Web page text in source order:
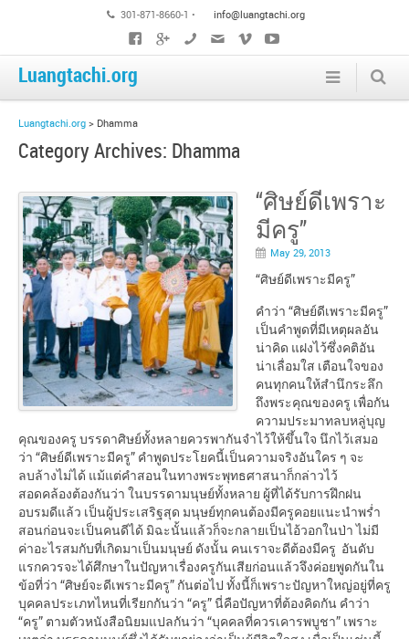
301-871-8660-1 • info@luangtachi.org
Luangtachi.org
Luangtachi.org > Dhamma
Category Archives: Dhamma
“ศิษย์ดีเพราะ
มีครู”
May 29, 2013
“ศิษย์ดีเพราะมีครู”
คำว่า “ศิษย์ดีเพราะมีครู” เป็นคำพูดที่มีเหตุผลอันน่าคิด แฝงไว้ซึ่งคติอันน่าเลื่อมใส เตือนใจของคนทุกคนให้สำนึกระลึกถึงพระคุณของครู เพื่อกันความประมาทลบหลู่บุญคุณของครู บรรดาศิษย์ทั้งหลายควรพากันจำไว้ให้ขึ้นใจ นึกไว้เสมอว่า “ศิษย์ดีเพราะมีครู” คำพูดประโยคนี้เป็นความจริงอันใคร ๆ จะลบล้างไม่ได้ แม้แต่คำสอนในทางพระพุทธศาสนาก็กล่าวไว้สอดคล้องต้องกันว่า ในบรรดามนุษย์ทั้งหลาย ผู้ที่ได้รับการฝึกฝนอบรมดีแล้ว เป็นผู้ประเสริฐสุด มนุษย์ทุกคนต้องมีครูคอยแนะนำพร่ำสอนก่อนจะเป็นคนดีได้ มิฉะนั้นแล้วก็จะกลายเป็นไอ้วอกในป่า ไม่มีค่าอะไรสมกับที่เกิดมาเป็นมนุษย์ ดังนั้น คนเราจะดีต้องมีครู อันดับแรกควรจะได้ศึกษาในปัญหาเรื่องครูกันเสียก่อนแล้วจึงค่อยพูดกันในข้อที่ว่า “ศิษย์จะดีเพราะมีครู” กันต่อไป ทั้งนี้ก็เพราะปัญหาใหญ่อยู่ที่ครู บุคคลประเภทไหนที่เรียกกันว่า “ครู” นี่คือปัญหาที่ต้องคิดกัน คำว่า “ครู” ตามตัวหนังสือนิยมแปลกันว่า “บุคคลที่ควรเคารพบูชา” เพราะเหตุว่า บรรดามนุษย์ซึ่งได้รับยกย่องว่าเป็นผู้มีจิตใจสูง เมื่อเป็นเช่นนี้ จึงจำเป็นต้องศึกษาวิชาความรู้ไว้สำหรับประดับตัวทุกคน ถ้าเกิดมาเป็นคนเหมือนเขา แต่ไม่ศึกษาเล่าเรียนอะไร หาวิชาศิลปศาสตร์อะไรแม้แต่อย่างเดียวก็ไม่ได้ ก็เป็นคนอาภัพอับวาสนาหาที่พึ่งไม่ได้เพราะวิชาความรู้นั้นเป็นทั้งอำนาจวาสนา เป็นทั้งเกียรติยศชื่อเสียง มหาเสน่ห์มหานิยม เพราะฉะนั้น คนเราทุกคนจึงต้องเรียนวิชาศิลปศาสตร์ไว้สำหรับประดับตัว บุคคลผู้ที่สอนวิชาศิลปศาสตร์ต่าง ๆ ให้นั่นแหละชื่อว่า “ครู” หรือ “อาจารย์” ครูอาจารย์มีหลายประเภทเรียกชื่อไปตามวิชาที่สอน สุดแท้แต่ว่าเป็นผู้สอนวิชาอะไร ก็เรียกชื่อไปตามวิชาที่สอนนั้น เช่น ครูศีลธรรม ครูวิทยาศาสตร์ เป็นต้น ในสมัยโบราณคนนับถือครูอาจารย์ในฐานะที่ควรเคารพบูชารองลงมาจากมารดาบิดา แม้แต่ในปัจจุบันทุกวันนี้ ครูอาจารย์ที่ดีพร้อมทั้งวิชาและความประพฤติก็ได้รับความเคารพบูชาจากศิษย์อยู่เสมอ ถ้าหากครูไม่ได้รับความเคารพบูชาจากศิษย์เท่าที่ควรแล้ว ก็อาจเป็นได้ด้วยเหตุ ๒ ประการคือ ครูเองประพฤติตัวไม่เหมาะสมกับความเป็นครู แม้จะมีวิชาความรู้ดี แต่ขาดจรณะคือความประพฤติและศีลธรรมจรรยาอันดีงาม ทำให้ศิษย์เคารพไม่ค่อยสนิทใจ คือน้อมคำนับไม่ลง เพราะครูทำตัวเป็นเพียงคนสอนหนังสือ ไม่มีวิญญาณแห่งความเป็นครูอยู่ภายในจิตใจบ้างเลย นี้ประการหนึ่ง อีกประการหนึ่ง เป็นเพราะนิสัยอกตัญญูไม่รู้จักคุณของศิษย์เอง คนที่ “อกตัญญู” นั้น อย่าว่าแต่เพียงให้วิชาความรู้ไปประกอบอาชีพเลย แม้จะให้แผ่นดินทั้งหมดแก่เขา คน “อกตัญญู” ก็หารู้จักคุณไม่ บางทีกลับทำลายล้างผลาญครูอาจารย์ผู้ส่งเสริมตนเองเสียอีก หลักธรรมทางพระพุทธศาสนากล่าวตำหนิคน “อกตัญญู” ไว้อย่างน่าฟังว่า ไม้ลอยน้ำยังดีกว่าคนอกตัญญู คนอกตัญญูไม่มีประโยชน์อะไร ดังนี้ ครูที่ดีนั้นตามหลักธรรมทางพระพุทธศาสนา ต้องประกอบด้วยคุณสมบัติ ๗ ประการ คือ ปิโย ครุ ภาวนีโย วตฺตา จ วจนกฺขโม คมฺภีรญฺจ กถํ กตฺตา โน จาฎฺฐาเน นิโยชเย. ๑. ปิโย เป็นผู้น่ารักใคร่ประทับใจ ๒. ครุ เป็นผู้น่าเคารพยำเกรง ๓. ภาวนีโย เป็นผู้น่ายกย่องสรรเสริญ ๔. วัตตา เป็นผู้สามารถสอนศิษย์ให้เป็นคนดีได้ ๕. วจนักขโม อดทนต่อคำวิพากษ์วิจารณ์ของศิษย์ได้ ๖. คัมภีรัญจ กถัง กัตตา ทำเรื่องยากให้ง่ายอธิบายให้ศิษย์เข้าใจได้ ๗. โน จัฏฐาเน นิโยชเย ไม่ชักชวนศิษย์ไปในทางเสียหาย ๑. ทำตนให้เป็นที่รักใคร่ประทับใจของศิษย์ ข้อนี้มิได้หมายความว่า ครูจะต้องทำตัวประจบศิษย์ แต่หมายถึงการวางตัวให้เหมาะสม ครูจะต้องประพฤติตนเป็นคนเสมอต้นเสมอปลาย ไม่เป็นคนคุ้มดีคุ้มร้ายแสดงอาการขึ้น ๆ ลง ๆ พูดให้ตรงความหมายก็คือไม่เป็นอารมณ์ คือไม่พอใจกับใครที่ไหนก็พาลนำเอามาเป็นอารมณ์ในเวลาสอนศิษย์ อันผิดวิสัยของครูที่ดี ครูที่ดีต้องมีใจหนักแน่นในเหตุผล เป็นคนมีศีลดีมีธรรมงาม ตามคำสอนของศาสนา จึงจะได้ชื่อว่าเป็นที่รักใคร่ประทับใจของศิษย์ทั้งหลาย ๒. เป็นผู้ที่น่าเคารพยำเกรงนั้นคือครูต้องเป็นผู้มีจิตใจหนักแน่นในธรรม ไม่ใช่เป็นผู้มีจิตใจเหลาะแหละโลเลพูดอย่างทำอย่าง และอย่าทำผิดสัญญากับลูกศิษย์บ่อยๆ ต้องตรงต่อเวลา สัญญาต้องเป็นสัญญา พูดจริงทำจริง ไม่เป็นคนเจ้าโทสะ ต้องรู้จักให้อภัยในความผิดพลาดของลูกศิษย์เสมอ ถือเสียว่าคนเราย่อมมีความผิดพลาดบกพร่องเป็นธรรมดา แต่ก็ต้องทำโทษบ้างในโอกาสและเหตุการณ์อันสมควร ถือสุภาษิตที่พระพุทธเจ้าตรัสว่า “ข่มคนที่ควรข่ม ยกย่องคนที่ควรยกย่อง” ต้องเป็นคนไม่มีอคติในใจ ถ้าทำได้เช่นนี้ ครูก็เป็นที่เคารพยำเกรงของศิษย์ เพราะมีจิตประกอบด้วยคุณธรรม ๓. เป็นผู้น่ายกย่องสรรเสริญ ข้อนี้ครูต้องหมั่นแสวงหาความรู้เพิ่มเติมอยู่เสมอ ไม่ยอมอยู่นิ่งเฉยในการศึกษา หาความรู้มาเป็นอาภรณ์ประดับตน รู้จักปรับตัวให้เข้ากับสิ่งแวดล้อมและสภาวะการณ์ต่าง ๆ โดยเฉพาะอย่างยิ่ง ความเจริญก้าวหน้าทางด้านวิชาการซึ่งมีลักษณะรุดไปข้างหน้าเสมอ ครูจะต้องเป็นคนทันสมัย แต่ไม่ถึงกับล้ำสมัยมากเกินไป ทั้งในด้านความคิดเห็นและการแต่งกาย รวมความแล้ว ก็คือว่าครูจะต้องปรับปรุงตัวเองอยู่เสมอ หยุดไม่ได้ต้องเป็นผู้มีความรู้อย่างเชี่ยวชาญในวิชาการที่สอน และมีความรู้รอบตัวพอสมควร ประกอบด้วยมีจิตใจอันเที่ยงธรรม ไม่ลำเอียงด้วยอคติ ทั้งนี้เพื่อให้เกิดความเชื่อมั่นในตนเอง และเพื่อให้ศิษย์มีความมั่นใจในคำสอนของครู ด้วยอาการอย่างนี้ ครูจึงต้องอ่านมาก ศึกษาค้นคว้ามาก จำหลักได้แม่นยำ จึงจะทำให้เกิดความยกย่องสรรเสริญในระหว่างศิษย์ทั้งหลาย ๔. เป็นผู้สามารถสอนศิษย์ให้เป็นคนดีได้ ครูจะต้องหมั่นอบรมสั่งสอน และตักเตือนลูกศิษย์อย่างใกล้ชิดเสมอ ครูบางคนเกียจคร้านในการสอนมาก สอนเพียงเพื่อจะให้หมดเวลา แถมแส่หาเรื่องอื่นนอกวิชาที่สอนมาคุยให้ศิษย์ฟัง และเรื่องที่คุยนั้นก็ไม่ก่อให้เกิดประโยชน์อะไรแก่ศิษย์ มีแต่เป็นพิษเป็นภัยแก่จิตใจของผู้ฟัง แต่มีข้อยกเว้นอยู่ว่า หากเรื่องที่คุยนั้นเป็นไปเพื่อทำให้ศิษย์มีวิริยะ อุตสาหะ มีความละอายบาป ตั้งใจละชั่วประพฤติดี การคุยนอกเรื่องวิชาที่สอนนั้น ก็ถือว่าเป็นการสอนดี เข้าใจวิธีอบรมศิษย์ให้เป็นคนดี ครูจะต้องเป็นคนคล่องแคล่วว่องไวเสมอ หากครูเป็นคนเฉื่อยชาเสียแล้ว ไหนเลยนักเรียนนักศึกษาจะมีความกระตือรือร้นในการเรียนการศึกษา อนึ่ง ครูต้องหมั่นเอาใจใส่ตักเตือนศิษย์ในเรื่องความประพฤติ จรรยามารยาท ชี้แจงให้ศิษย์เห็นว่าอะไรควรอะไรไม่ควร อย่าถือว่าธุระไม่ใช่ ในระยะแรก ๆ เด็กอาจจะไม่ชอบในความจู้จี้จุกจิก แต่เมื่อเขาเป็นผู้ใหญ่รู้จักผิดชอบชั่วดีแล้วนั่นแหละ เขาจึงจะระลึกถึงพระคุณของครูในภายหลัง ในการสอนนั้นครูต้องหวังผลในอนาคตมากกว่าในปัจจุบัน เหมือนชาวสวนรดน้ำต้นไม้ที่โคน แต่ย่อมหวังผลที่ปลาย แต่ก็ควรระวังอย่าเอาน้ำร้อนไปรดต้นไม้เข้า นอกจากจะไม่งามแล้ว ยังทำให้ต้นไม้ตายเสียอีก การสอนศิษย์ก็เหมือนกัน พยายามใช้ไม้นวมและใช้น้ำเย็นเข้าลูบให้มาก ถ้าอยากให้ศิษย์เป็นคนดี ๕. เป็นผู้อดทนต่อคำวิพากษ์วิจารณ์ของศิษย์ได้ ครูควรทำตนให้เป็นคนควรแก่การตักเตือนของคนอื่นบ้าง ไม่เพียงแต่สอนเขาข้างเดียว ให้เขาสอนเราบ้าง คือเมื่อตนเองทำอะไรผิดพลาดไป คนอื่นตักเตือนว่ากล่าวก็ควรรับฟังและควรรับฟังด้วยความชื่นใจเต็มอกเต็มใจ เพื่อความปลอดภัยในการดำรงชีวิตในสังคมของเรา เราควรทำตนให้เป็นคนว่าง่ายเตือนง่าย ทำตนให้เป็นคนว่ากล่าวตักเตือนได้ ทักท้วงได้ ไม่ใช่พอใครเตือนนิดก็ออกฤทธิ์เป็นฟืนเป็นไฟ บางครั้งแม้จะถูกลูกศิษย์ในชั้นวิพากษ์วิจารณ์ต่าง ๆ ก็ต้องใช้ขันติความอดทน อดได้ทนได้ และหากจะมีการโต้ตอบคำวิพากษ์วิจารณ์นั้น ก็ต้องโต้ตอบด้วยจิตใจเป็นปกติปราศจากอารมณ์ขุ่นเคือง การทำตนให้เป็นคนควรแก่การเตือนได้นั้น เป็นความน่าเคารพนับถือ สำหรับครู และผู้ใหญ่โดยทั่วไป ๖. ทำเรื่องยากให้ง่าย อธิบายให้ศิษย์เข้าใจได้ ครูต้องมีความสามารถอธิบายคำที่ยากให้ง่ายได้ คำที่ลึกให้ตื้นได้ ด้วยอุบายวิธีต่าง ๆ เรื่องที่ยากแสนยากถ้าหากฉลาดในอุบายการสอนแล้วก็สามารถทำให้ง่ายได้ ดังนั้น ครูจึงต้องหมั่นคิดหมั่นฝึกฝน หมั่นค้นคว้าในวิชาการให้มาก เพื่อประกอบในการสอนให้ศิษย์เข้าใจง่าย ไม่น่าเบื่อ ๗. ไม่ชักชวนลูกศิษย์ไปในทางเสียหาย ครูต้องไม่ชักชวนแนะนำศิษย์ในทางเสื่อมเสียต่าง ๆ เช่น ไม่ชักชวนในการดื่มน้ำดองของเมาเหล้าสุรา ยาเสพติดให้โทษ ไม่ชักชวนเล่นการพนัน ไม่ชักชวนเที่ยวกลางคืน ไม่ชักชวนให้มัวเมาในการเล่น ไม่ชักชวนให้คบเพื่อนไม่ดี เป็นต้น การสอนของครูนั้นมีอยู่ ๒ วิธี คือ สอนโดยการแนะนำด้วยวาจาประการหนึ่ง อีกประการหนึ่ง คือการทำตัวอย่างให้ดู ประการหลังนี้มีความสำคัญมากกว่า เพราะตัวอย่างนั้นเป็นสิ่งประทับใจมากกว่าคำสอน ดังนั้น ครูต้องประพฤติแต่ในสิ่งที่ดีให้เด็ก-นักเรียนเห็น แล้วเด็กจะได้ถือเอาเป็นแบบอย่างโดยไม่ต้องชักชวน ตามที่กล่าวมานี้ เป็นทัศนะทางพระพุทธศาสนาเกี่ยวกับบุคคลผู้เป็นครูโดยเฉพาะเมื่อพิเคราะห์ดูคุณสมบัติของครูแต่ละข้อแล้ว ก็จะเห็นได้ว่า ท่านเลือกเฟ้นธรรมะแต่ละอย่างมาเป็นคุณสมบัติของครูได้เหมาะสมที่สุด และดีที่สุด บุคคลผู้เพียบพร้อมด้วยคุณสมบัติทั้ง ๗ ประการนี้แล้ว จึงได้นามว่า “ครู” หรือ “อาจารย์” ถ้าหากปราศจากคุณธรรมทั้ง ๗ ประการนี้แล้ว หรือแม้แต่ข้อใดข้อหนึ่ง หาชื่อว่าเป็นครู หรืออาจารย์ที่สมบูรณ์ไม่ จะเป็นได้ก็เพียงคนสอนหนังสือเด็กเท่านั้นเอง เพราะฉะนั้น ครูที่ดีทั้งหลาย จึงควรปลูกฝังคุณธรรมดังกล่าวนี้ ให้เกิดให้มีภายในจิตใจ เพื่อจะได้เป็นแม่พิมพ์หรือแบบอย่างที่ดีของบรรดาศิษย์ต่อไป และเพื่อให้สอดคล้องกับคำกล่าวที่ว่า “ศิษย์ดี เพราะมีครู” เมื่อได้พูดถึงเรื่องปัญหาของครูมาพอสมควรแล้ว เราก็มาพิจารณาปัญหาเรื่องศิษย์กันต่อไป คำกล่าวที่ว่า “ครูดี ศิษย์ดี” หรือ “เมื่อครูดี ศรีของครูชูศิษย์ด้วย” นั้น เป็นคำกล่าวที่ถูกต้อง แต่ว่า ก็ยังไม่ค่อยจะสมบูรณ์นัก ทั้งนี้ก็เพราะมีเหตุผลว่า ครูที่ดีนั้นก็ย่อมอบรมสั่งสอนได้เฉพาะศิษย์ผู้สมควรจะอบรมสั่งสอนได้เท่านั้น หากศิษย์ไม่อยู่ในฐานะที่จะอบรมสั่งสอนได้ เป็นศิษย์จำพวกนอกครู ครูก็หมดปัญญาที่จะอบรมสั่งสอนเหมือนกัน ตัวอย่างศิษย์อัปรีย์คิดล้างครู เช่นพระเทวทัต เป็นต้น ด้วยเหตุนี้ ศิษย์ที่รักความเจริญก้าวหน้าในชีวิต จึงควรคิดสร้างวิญญาณแห่งความเป็นศิษย์ที่ดีให้เกิดให้มีขึ้นในจิตใจของตน เพื่อให้สมกับว่าเราเป็นศิษย์ อย่าอวดดีตีตนเสมอครู ศิษย์ที่ดีนั้นตามทัศนะของพระพุทธศาสนา ต้องประกอบด้วยลักษณะ คือ ๑. ให้ความเคารพต่อครูตามสมควรแก่โอกาสและกาลเทศะ อย่าแสดงตนเป็นคนเจ้าทิฎฐิมานะ ไม่มีสัมมาคารวะต่อครูเสียเลย และไม่ควรประพฤติตนเป็นคนประเภท “ลิงหลอกเจ้า” หรือ “ต่อหน้ามะพลับ ลับหลังตะโก” ๒. เมื่อเห็นครูทำงานอยู่ ถ้าเรามีโอกาสพอจะคอยรับใช้ท่านตามโอกาสและเวลาอันสมควร ก็อย่าดูดายหรือเพิกเฉยแต่อย่าให้ถึงกับเป็นการประจบครู การที่เรามีโอกาสรับใช้ครูนั้น แสดงว่าเป็นคนมีแววแห่งความฉลาด สร้างความรัก ความเอ็นดูให้เกิดขึ้นในจิตใจของครู ๓. ให้ประพฤติตนเป็นคนอ่อนน้อม รับฟังโอวาทของครูโดยความเคารพ ว่านอนสอนง่าย อย่าเป็นคนดื้อรั้น ดันทุรัง คิดเสียว่า เราจะดีเพราะมีครู ๔. ให้ปรนนิบัติครูอาจารย์ตามโอกาสเวลาอำนวย ให้ช่วยเหลือท่านในกิจการบางสิ่งบางอย่าง การปฏิบัติครูอาจารย์ถือว่าเป็นบุญเป็นกุศลอันสูง อย่าเห็นว่าธุระไม่ใช่ ๕. ขณะที่อยู่ในห้องเรียนหรือชั้นเรียน ครูท่านสอนวิชาอะไรให้ตั้งใจฟังตั้งใจเรียนโดยเคารพ อย่าทำสิ่งอื่นใดในขณะครูสอน เพราะนอกจากไม่เคารพครูผู้สอนแล้ว ตัวเองก็ไม่เข้าใจในวิชาที่ครูสอนนั้นด้วย การไม่ตั้งใจฟัง ไม่ตั้งใจเรียนโดยเคารพนั้น ชื่อว่าสร้างความอาภัพให้แก่ตัวเอง เป็นอัปมงคลอย่างยิ่ง ดังนั้น ศิษย์ที่ดีทั้งหลายจึงควรพากันสังวรให้ดี เมื่อครูอาจารย์และศิษย์ ต่างก็ตั้งอยู่ในคุณสมบัติของตนตามที่กล่าวมานี้ เรื่อง “ศิษย์ดีเพราะมีครู” ก็เห็นจะไม่มีผู้สงสัย เพราะความกระจ่างชัดอยู่แล้ว ข้อสำคัญขอให้ครูและศิษย์เป็นมิตรกันในทางธรรม ฝ่ายครูก็เป็นครูในอุดมคติ คือเป็นผู้นำทางจิตทางวิญญาณจริงๆ อย่าเป็นแต่เพียงคนสอนหนังสืออย่างเดียว ฝ่ายศิษย์ก็ให้เป็นศิษย์ “กตัญญู” รับรู้พระคุณของครูอา